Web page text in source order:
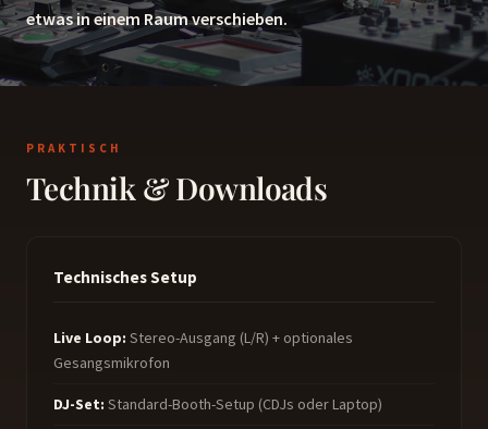
etwas in einem Raum verschieben.
PRAKTISCH
Technik & Downloads
Technisches Setup
Live Loop: Stereo-Ausgang (L/R) + optionales
Gesangsmikrofon
DJ-Set: Standard-Booth-Setup (CDJs oder Laptop)